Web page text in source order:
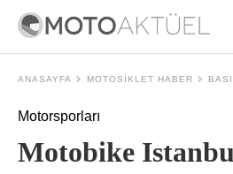
ANASAYFA MOTOSIKLET HABER
Motorsporları
Motobike